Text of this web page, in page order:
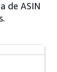
de ASIN